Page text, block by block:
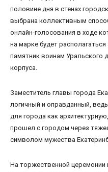
половине дня в стенах
выбрана коллективным
онлайн-голосования в ходе
на марке будет
памятник воинам Уральского
корпуса.
Заместитель главы города
логичный и оправданный,
для города как
прошел с городом через
символом мужества
На торжественной церемонии